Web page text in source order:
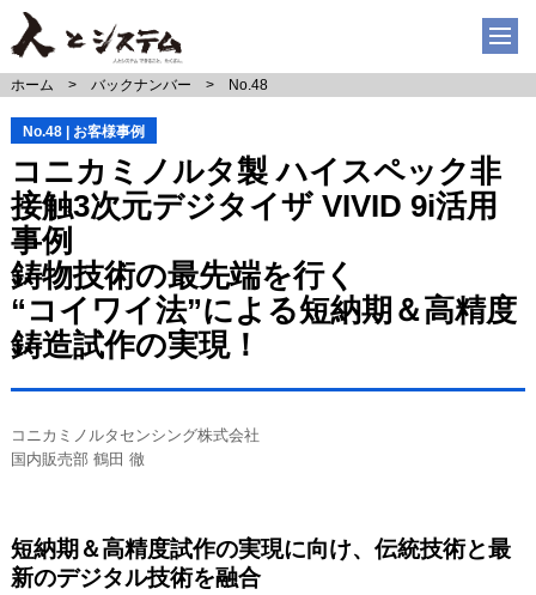
ホーム バックナンバー No.48
No.48 | お客様事例
コニカミノルタ製 ハイスペック非
接触3次元デジタイザ VIVID 9i活用
事例
鋳物技術の最先端を行く
“コイワイ法”による短納期＆高精度
鋳造試作の実現！
コニカミノルタセンシング株式会社
国内販売部 鶴田 徹
短納期＆高精度試作の実現に向け、伝統技術と最
新のデジタル技術を融合